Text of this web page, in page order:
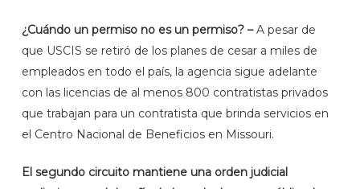
¿Cuándo un permiso no es un permiso? –A pesar de
que USCIS se retiró de los planes de cesar a miles de
empleados en todo el país, la agencia sigue adelante
con las licencias de al menos 800 contratistas privados
que trabajan para un contratista que brinda servicios en
el Centro Nacional de Beneficios en Missouri.
El segundo circuito mantiene una orden judicial